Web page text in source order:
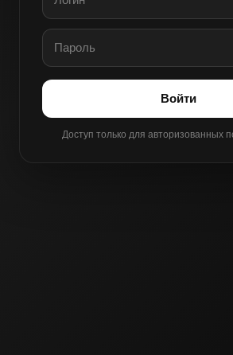
Войти
Доступ только для авторизованных